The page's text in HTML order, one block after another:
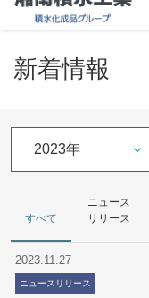
新着情報
2023年
すべて
ニュース
リリース
2023.11.27
ニュースリリース